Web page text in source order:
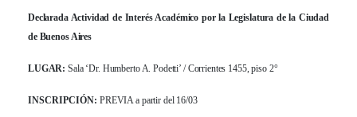
Declarada Actividad de Interés Académico por la Legislatura de la Ciudad
de Buenos Aires
LUGAR:Sala ‘Dr. Humberto A. Podetti’ / Corrientes 1455, piso 2°
INSCRIPCIÓN: PREVIA a partir del 16/03